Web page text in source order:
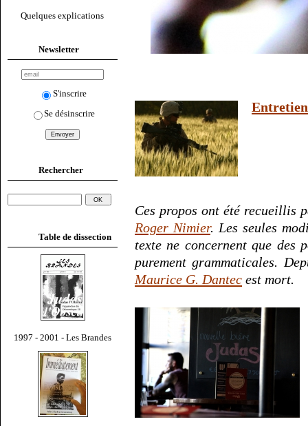
Quelques explications
Newsletter
S'inscrire
Se désinscrire
Rechercher
Table de dissection
1997 - 2001 - Les Brandes
Ces propos ont été recueillis
Roger Nimier. Les seules
texte ne concernent que des
purement grammaticales.
Maurice G. Dantec est mort.